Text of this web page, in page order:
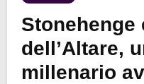
Stonehenge
dell’Altare,
millenario